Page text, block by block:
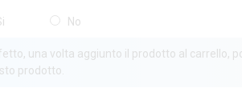
No
una volta aggiunto il prodotto al carrello,
prodotto.